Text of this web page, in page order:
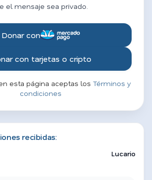
el mensaje sea privado.
Donar con
con tarjetas o cripto
esta página aceptas los Términos y
condiciones
recibidas:
Lucario